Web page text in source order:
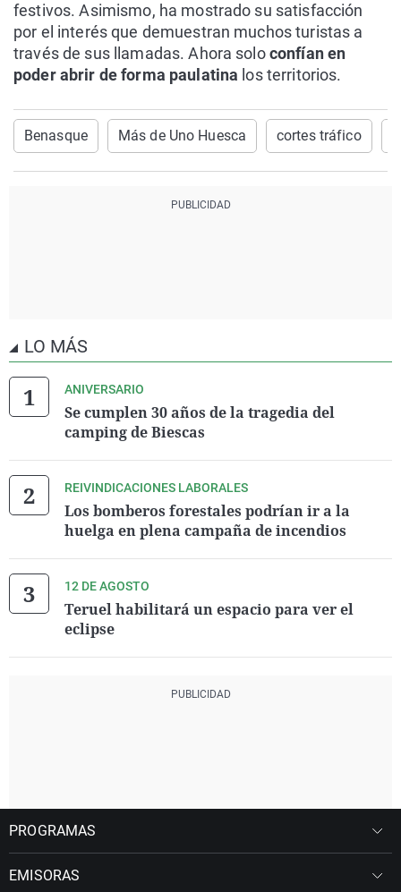
festivos. Asimismo, ha mostrado su satisfacción
por el interés que demuestran muchos turistas a
través de sus llamadas. Ahora soloconfían en
poder abrir de forma paulatina los territorios.
Benasque Más de Uno Huesca cortes tráfico
LO MÁS
ANIVERSARIO
Se cumplen 30 años de la tragedia del
camping de Biescas
REIVINDICACIONES LABORALES
Los bomberos forestales podrían ir a la
huelga en plena campaña de incendios
12 DE AGOSTO
Teruel habilitará un espacio para ver el
eclipse
PROGRAMAS
EMISORAS